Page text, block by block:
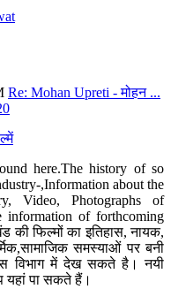
Re: Mohan Upreti - मोहन ...
here.The history of so
,Information about the
Video, Photographs of
information of forthcoming
की फिल्मों का इतिहास, नायक,
समस्याओं पर बनी
विभाग में देख सकते है। नयी
यहां पा सकते हैं।